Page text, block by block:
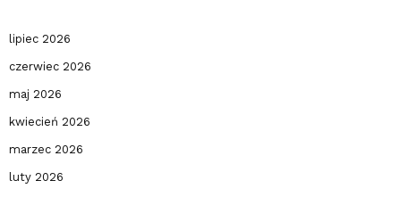
lipiec 2026
czerwiec 2026
maj 2026
kwiecień 2026
marzec 2026
luty 2026